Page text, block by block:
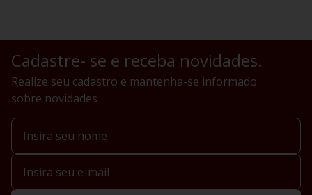
Cadastre- se e receba novidades.
Realize seu cadastro e mantenha-se informado
sobre novidades